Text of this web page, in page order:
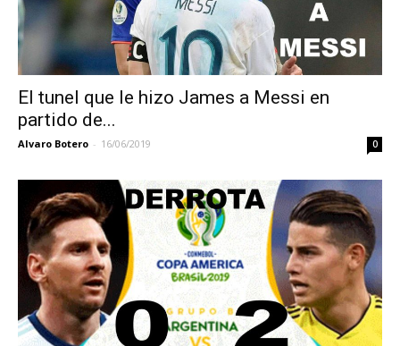
El tunel que le hizo James a Messi en
partido de...
Alvaro Botero - 16/06/2019 0